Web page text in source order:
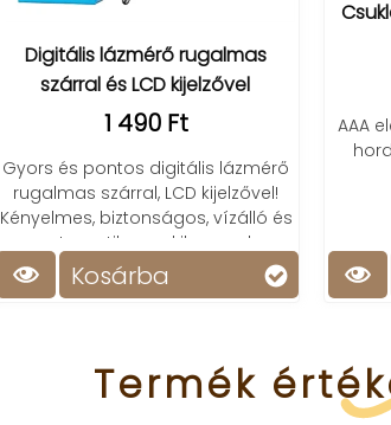
Digitális lázmérő rugalmas
szárral és LCD kijelzővel
1 490 Ft
Gyors és pontos digitális lázmérő
rugalmas szárral, LCD kijelzővel!
Kényelmes, biztonságos, vízálló és
automatikusan kikapcsol.
Kosárba
AAA
Termék